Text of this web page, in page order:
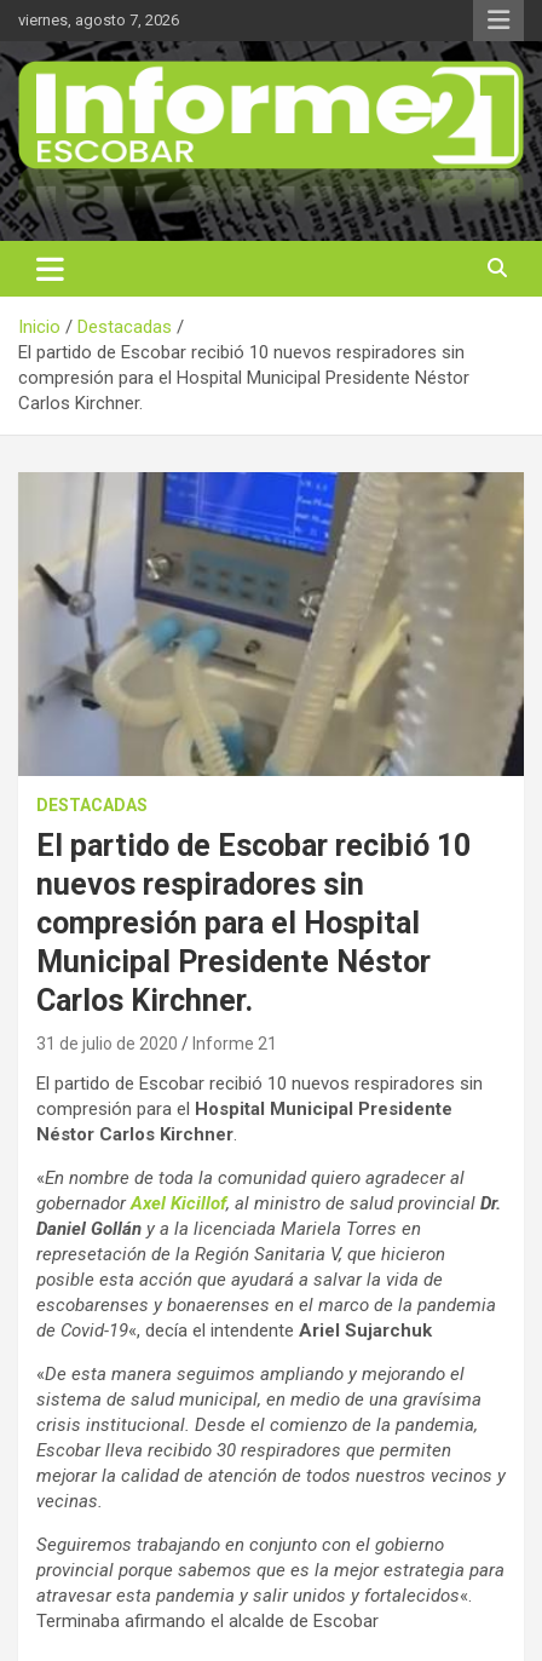
Saltar
contenido
viernes, agosto 7, 2026
Informe 21
Noticas reales
Inicio
Destacadas
El partido de Escobar recibió 10 nuevos respiradores sin
compresión para el Hospital Municipal Presidente Néstor
Carlos Kirchner.
DESTACADAS
El partido de Escobar recibió 10
nuevos respiradores sin
compresión para el Hospital
Municipal Presidente Néstor
Carlos Kirchner.
31 de julio de 2020 Informe 21
El partido de Escobar recibió 10 nuevos respiradores sin
compresión para el Hospital Municipal Presidente
Néstor Carlos Kirchner.
«En nombre de toda la comunidad quiero agradecer al
gobernadorAxel Kicillof, al ministro de salud provincial Dr.
Daniel Gollán y a la licenciada Mariela Torres en
represetación de la Región Sanitaria V, que hicieron
posible esta acción que ayudará a salvar la vida de
escobarenses y bonaerenses en el marco de la pandemia
de Covid-19«, decía el intendente Ariel Sujarchuk
«De esta manera seguimos ampliando y mejorando el
sistema de salud municipal, en medio de una gravísima
crisis institucional. Desde el comienzo de la pandemia,
Escobar lleva recibido 30 respiradores que permiten
mejorar la calidad de atención de todos nuestros vecinos y
vecinas.
Seguiremos trabajando en conjunto con el gobierno
provincial porque sabemos que es la mejor estrategia para
atravesar esta pandemia y salir unidos y fortalecidos«.
Terminaba afirmando el alcalde de Escobar